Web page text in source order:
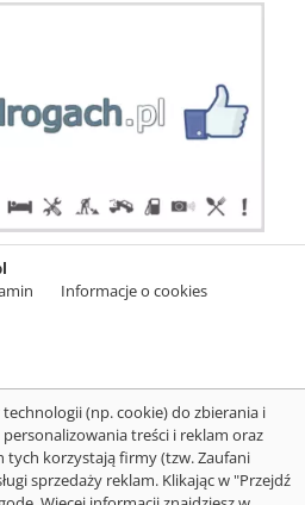
Informacje o cookies
(np. cookie) do zbierania i
treści i reklam oraz
tych korzystają firmy (tzw. Zaufani
sprzedaży reklam. Klikając w "Przejdź